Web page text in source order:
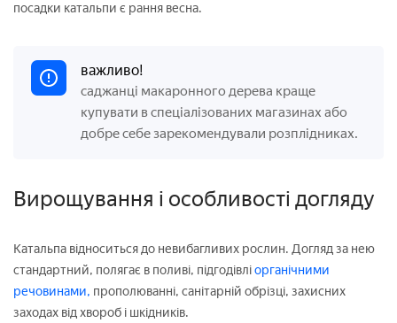
посадки катальпи є рання весна.
важливо!
саджанці макаронного дерева краще
купувати в спеціалізованих магазинах або
добре себе зарекомендували розплідниках.
Вирощування і особливості догляду
Катальпа відноситься до невибагливих рослин. Догляд за нею
стандартний, полягає в поливі, підгодівліорганічними
речовинами, прополюванні, санітарній обрізці, захисних
заходах від хвороб і шкідників.